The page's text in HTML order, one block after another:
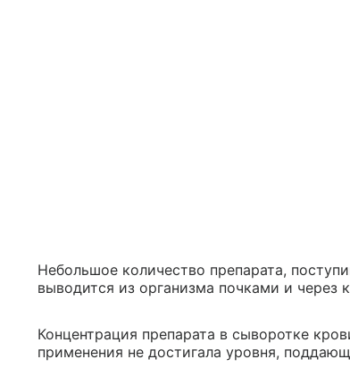
Небольшое количество препарата,
выводится из организма почками и через
Концентрация препарата в сыворотке
применения не достигала уровня,